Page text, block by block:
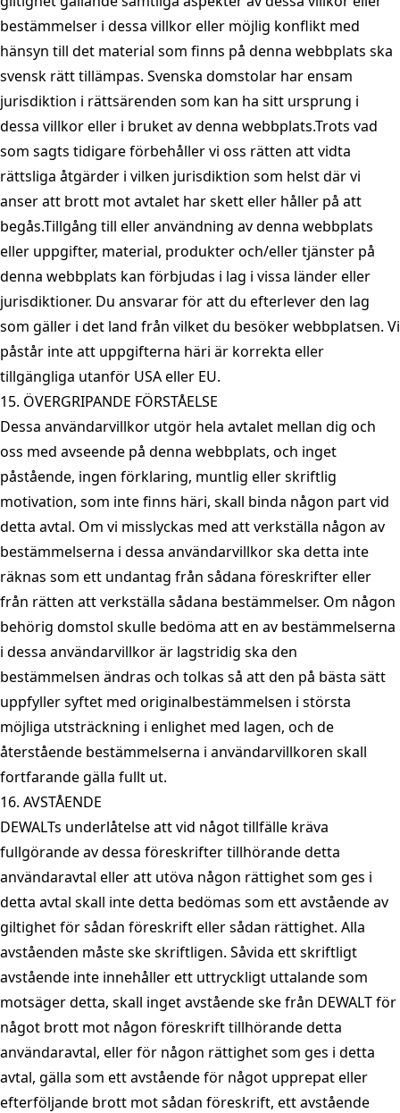
bestämmelser i dessa villkor eller möjlig konflikt med
hänsyn till det material som finns på denna webbplats ska
svensk rätt tillämpas. Svenska domstolar har ensam
jurisdiktion i rättsärenden som kan ha sitt ursprung i
dessa villkor eller i bruket av denna webbplats.Trots vad
som sagts tidigare förbehåller vi oss rätten att vidta
rättsliga åtgärder i vilken jurisdiktion som helst där vi
anser att brott mot avtalet har skett eller håller på att
begås.Tillgång till eller användning av denna webbplats
eller uppgifter, material, produkter och/eller tjänster på
denna webbplats kan förbjudas i lag i vissa länder eller
jurisdiktioner. Du ansvarar för att du efterlever den lag
som gäller i det land från vilket du besöker webbplatsen. Vi
påstår inte att uppgifterna häri är korrekta eller
tillgängliga utanför USA eller EU.
15. ÖVERGRIPANDE FÖRSTÅELSE
Dessa användarvillkor utgör hela avtalet mellan dig och
oss med avseende på denna webbplats, och inget
påstående, ingen förklaring, muntlig eller skriftlig
motivation, som inte finns häri, skall binda någon part vid
detta avtal. Om vi misslyckas med att verkställa någon av
bestämmelserna i dessa användarvillkor ska detta inte
räknas som ett undantag från sådana föreskrifter eller
från rätten att verkställa sådana bestämmelser. Om någon
behörig domstol skulle bedöma att en av bestämmelserna
i dessa användarvillkor är lagstridig ska den
bestämmelsen ändras och tolkas så att den på bästa sätt
uppfyller syftet med originalbestämmelsen i största
möjliga utsträckning i enlighet med lagen, och de
återstående bestämmelserna i användarvillkoren skall
fortfarande gälla fullt ut.
16. AVSTÅENDE
DEWALTs underlåtelse att vid något tillfälle kräva
fullgörande av dessa föreskrifter tillhörande detta
användaravtal eller att utöva någon rättighet som ges i
detta avtal skall inte detta bedömas som ett avstående av
giltighet för sådan föreskrift eller sådan rättighet. Alla
avståenden måste ske skriftligen. Såvida ett skriftligt
avstående inte innehåller ett uttryckligt uttalande som
motsäger detta, skall inget avstående ske från DEWALT för
något brott mot någon föreskrift tillhörande detta
användaravtal, eller för någon rättighet som ges i detta
avtal, gälla som ett avstående för något upprepat eller
efterföljande brott mot sådan föreskrift, ett avstående